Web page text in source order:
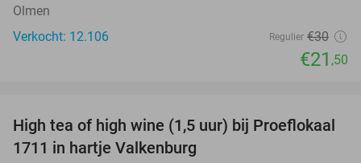
Olmen
Verkocht: 12.106
Regulier €30
€21 ,50
36%
High tea of high wine (1,5 uur) bij Proeflokaal
1711 in hartje Valkenburg